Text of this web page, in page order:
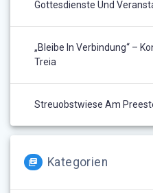
Gottesdienste Und
„Bleibe In Verbindung“ –
Treia
Streuobstwiese Am
Kategorien